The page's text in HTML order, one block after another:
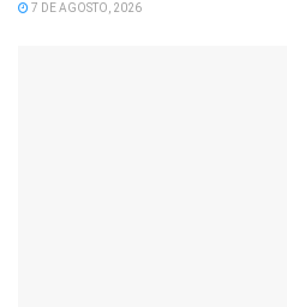
7 DE AGOSTO, 2026